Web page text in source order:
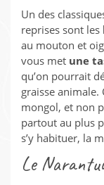
Un des
reprises sont les
au mouton et
vous met une
qu’on pourrait
graisse animale.
mongol, et non
partout au plus
s’y habituer, la
Le